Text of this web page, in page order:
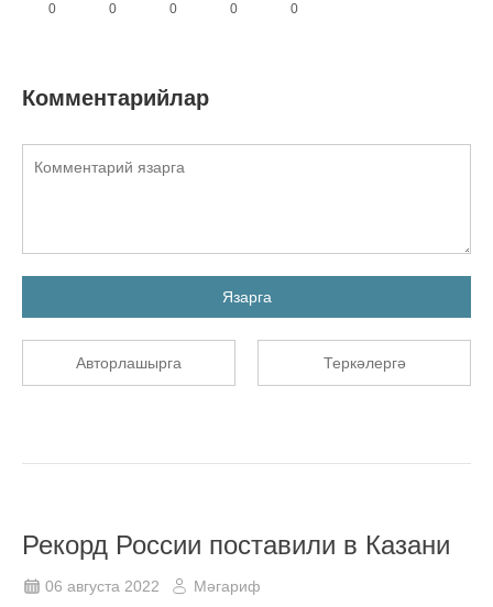
0 0 0 0 0
Комментарийлар
Язарга
Авторлашырга Теркәлергә
Рекорд России поставили в Казани
06 августа 2022 Мәгариф